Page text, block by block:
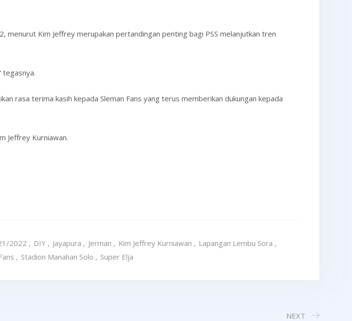
Kim Jeffrey merupakan pertandingan penting bagi PSS melanjutkan tren
tegasnya.
rasa terima kasih kepada Sleman Fans yang terus memberikan dukungan kepada
Jeffrey Kurniawan.
2022 , DIY , Jayapura , Jerman , Kim Jeffrey Kurniawan , Lapangan Lembu Sora ,
, Stadion Manahan Solo , Super Elja
NEXT